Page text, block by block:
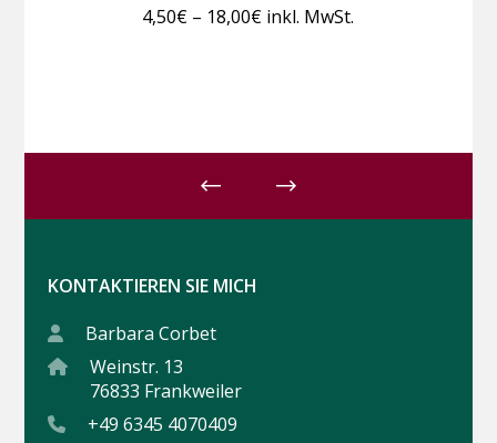
4,50€ – 18,00€Preisspanne:
inkl. MwSt.
KONTAKTIEREN SIE MICH
Barbara Corbet
Weinstr. 13
76833 Frankweiler
+49 6345 4070409